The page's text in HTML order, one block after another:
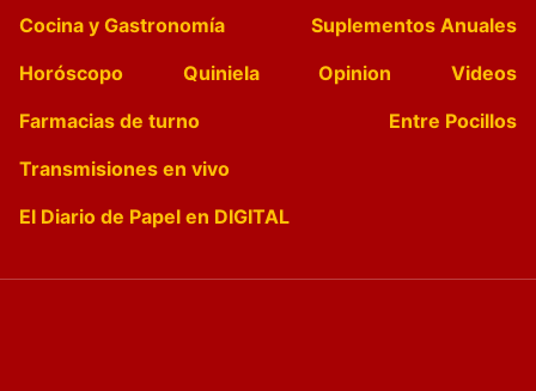
Cocina y Gastronomía
Suplementos Anuales
Horóscopo
Quiniela Opinion
Videos
Farmacias de turno
Entre Pocillos
Transmisiones en vivo
El Diario de Papel en DIGITAL